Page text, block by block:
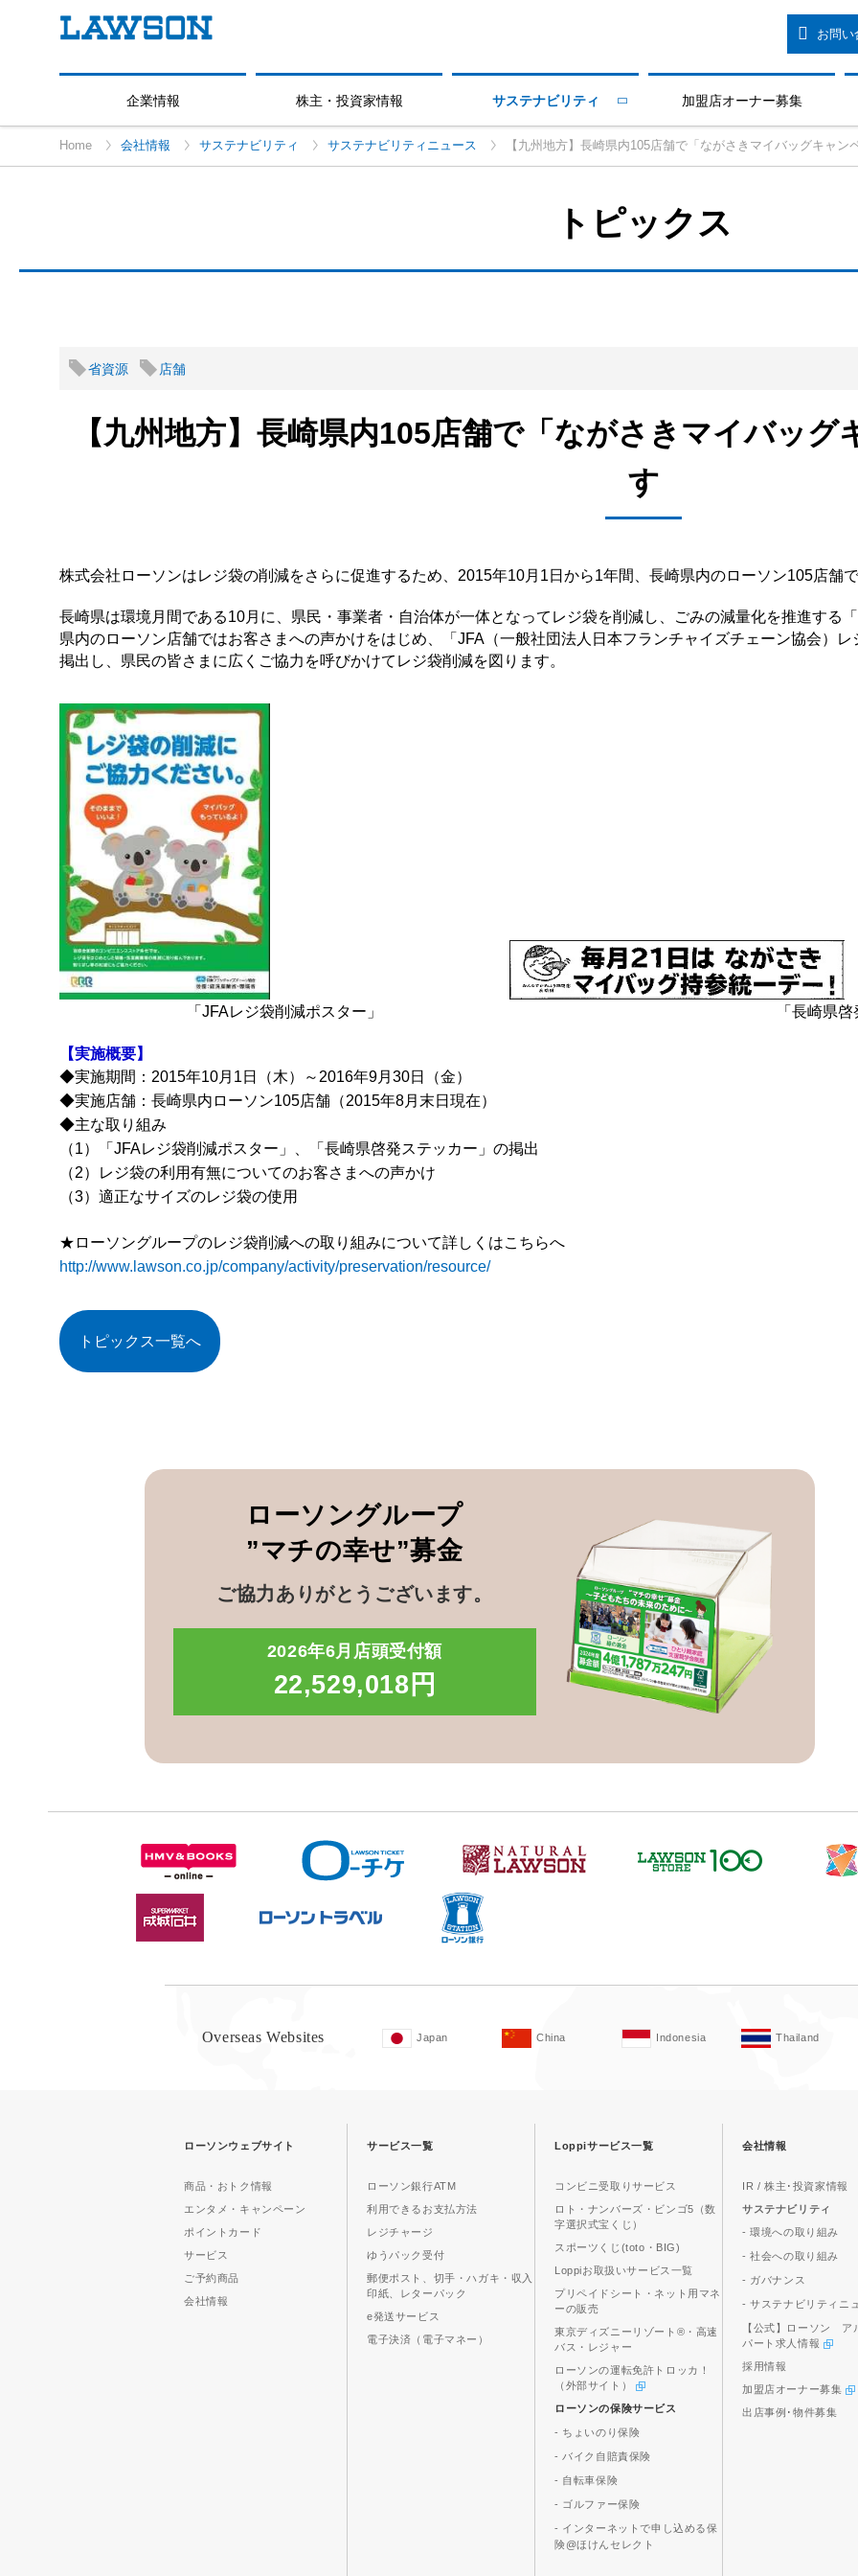
お問い
企業情報 株主・投資家情報 サステナビリティ  加盟店オーナー募集
Home 会社情報 サステナビリティ サステナビリティニュース 【九州地方】長崎県内105店舗で「ながさきマイバッグキャン
トピックス
省資源 店舗
【九州地方】長崎県内105店舗で「ながさきマイバッグ
す
株式会社ローソンはレジ袋の削減をさらに促進するため、2015年10月1日から1年間、長崎県内のローソン105店舗
長崎県は環境月間である10月に、県民・事業者・自治体が一体となってレジ袋を削減し、ごみの減量化を推進する
県内のローソン店舗ではお客さまへの声かけをはじめ、「JFA（一般社団法人日本フランチャイズチェーン協会）
掲出し、県民の皆さまに広くご協力を呼びかけてレジ袋削減を図ります。
「JFAレジ袋削減ポスター」 「長崎県
【実施概要】
◆実施期間：2015年10月1日（木）～2016年9月30日（金）
◆実施店舗：長崎県内ローソン105店舗（2015年8月末日現在）
◆主な取り組み
（1）「JFAレジ袋削減ポスター」、「長崎県啓発ステッカー」の掲出
（2）レジ袋の利用有無についてのお客さまへの声かけ
（3）適正なサイズのレジ袋の使用
★ローソングループのレジ袋削減への取り組みについて詳しくはこちらへ
http://www.lawson.co.jp/company/activity/preservation/resource/
トピックス一覧へ
ローソングループ
”マチの幸せ”募金
ご協力ありがとうございます。
2026年6月店頭受付額
22,529,018円
Overseas Websites Japan China Indonesia Thailand
ローソンウェブサイト
商品・おトク情報
エンタメ・キャンペーン
ポイントカード
サービス
ご予約商品
会社情報
サービス一覧
ローソン銀行ATM
利用できるお支払方法
レジチャージ
ゆうパック受付
郵便ポスト、切手・ハガキ・収入
印紙、レターパック
e発送サービス
電子決済（電子マネー）
Loppiサービス一覧
コンビニ受取りサービス
ロト・ナンバーズ・ビンゴ5（数
字選択式宝くじ）
スポーツくじ(toto・BIG)
Loppiお取扱いサービス一覧
プリペイドシート・ネット用マネ
ーの販売
東京ディズニーリゾート®・高速
バス・レジャー
ローソンの運転免許トロッカ！
（外部サイト）
ローソンの保険サービス
- ちょいのり保険
- バイク自賠責保険
- 自転車保険
- ゴルファー保険
- インターネットで申し込める保
険@ほけんセレクト
会社情報
IR / 株主･投資家情報
サステナビリティ
- 環境への取り組み
- 社会への取り組み
- ガバナンス
- サステナビリティニ
【公式】ローソン ア
パート求人情報
採用情報
加盟店オーナー募集
出店事例･物件募集